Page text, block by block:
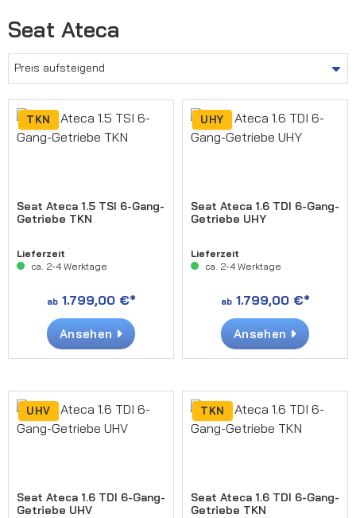
Seat Ateca
TKN
Seat Ateca 1.5 TSI 6-Gang-
Getriebe TKN
Lieferzeit
ca. 2-4 Werktage
ab1.799,00 €*
Ansehen
UHY
Seat Ateca 1.6 TDI 6-Gang-
Getriebe UHY
Lieferzeit
ca. 2-4 Werktage
ab1.799,00 €*
Ansehen
UHV
Seat Ateca 1.6 TDI 6-Gang-
Getriebe UHV
TKN
Seat Ateca 1.6 TDI 6-Gang-
Getriebe TKN